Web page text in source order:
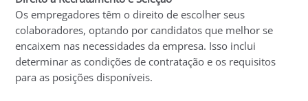
Os empregadores têm o direito de escolher seus
colaboradores, optando por candidatos que melhor se
encaixem nas necessidades da empresa. Isso inclui
determinar as condições de contratação e os requisitos
para as posições disponíveis.